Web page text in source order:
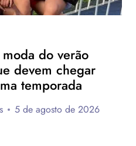
do verão
devem chegar
temporada
5 de agosto de 2026